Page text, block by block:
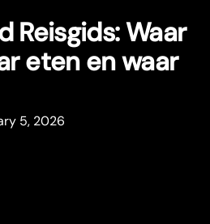
Reisgids: Waar
eten en waar
5, 2026